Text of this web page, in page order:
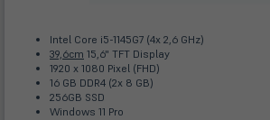
Intel Core i5-1145G7 (4x 2,6 GHz)
39,6cm 15,6" TFT Display
1920 x 1080 Pixel (FHD)
16 GB DDR4 (2x 8 GB)
256GB SSD
Windows 11 Pro